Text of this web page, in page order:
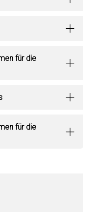
für die
für die